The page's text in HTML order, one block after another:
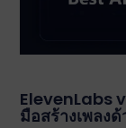
ElevenLabs
มือสร้างเพลง